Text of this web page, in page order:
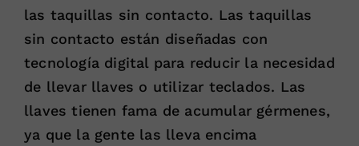
las taquillas sin contacto. Las taquillas
sin contacto están diseñadas con
tecnología digital para reducir la necesidad
de llevar llaves o utilizar teclados. Las
llaves tienen fama de acumular gérmenes,
ya que la gente las lleva encima